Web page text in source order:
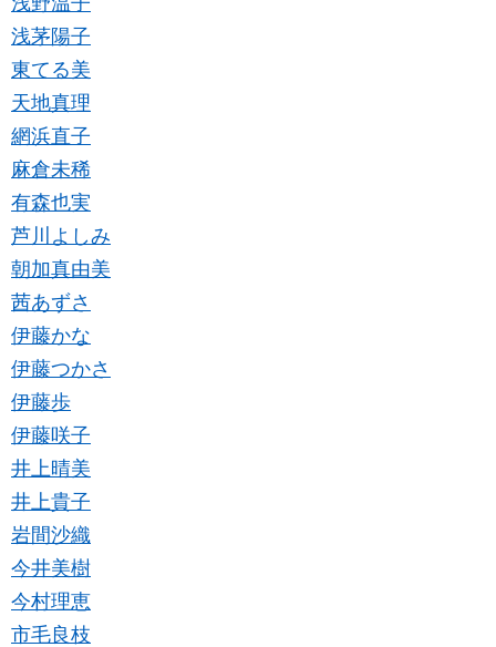
浅茅陽子
東てる美
天地真理
網浜直子
麻倉未稀
有森也実
芦川よしみ
朝加真由美
茜あずさ
伊藤かな
伊藤つかさ
伊藤歩
伊藤咲子
井上晴美
井上貴子
岩間沙織
今井美樹
今村理恵
市毛良枝